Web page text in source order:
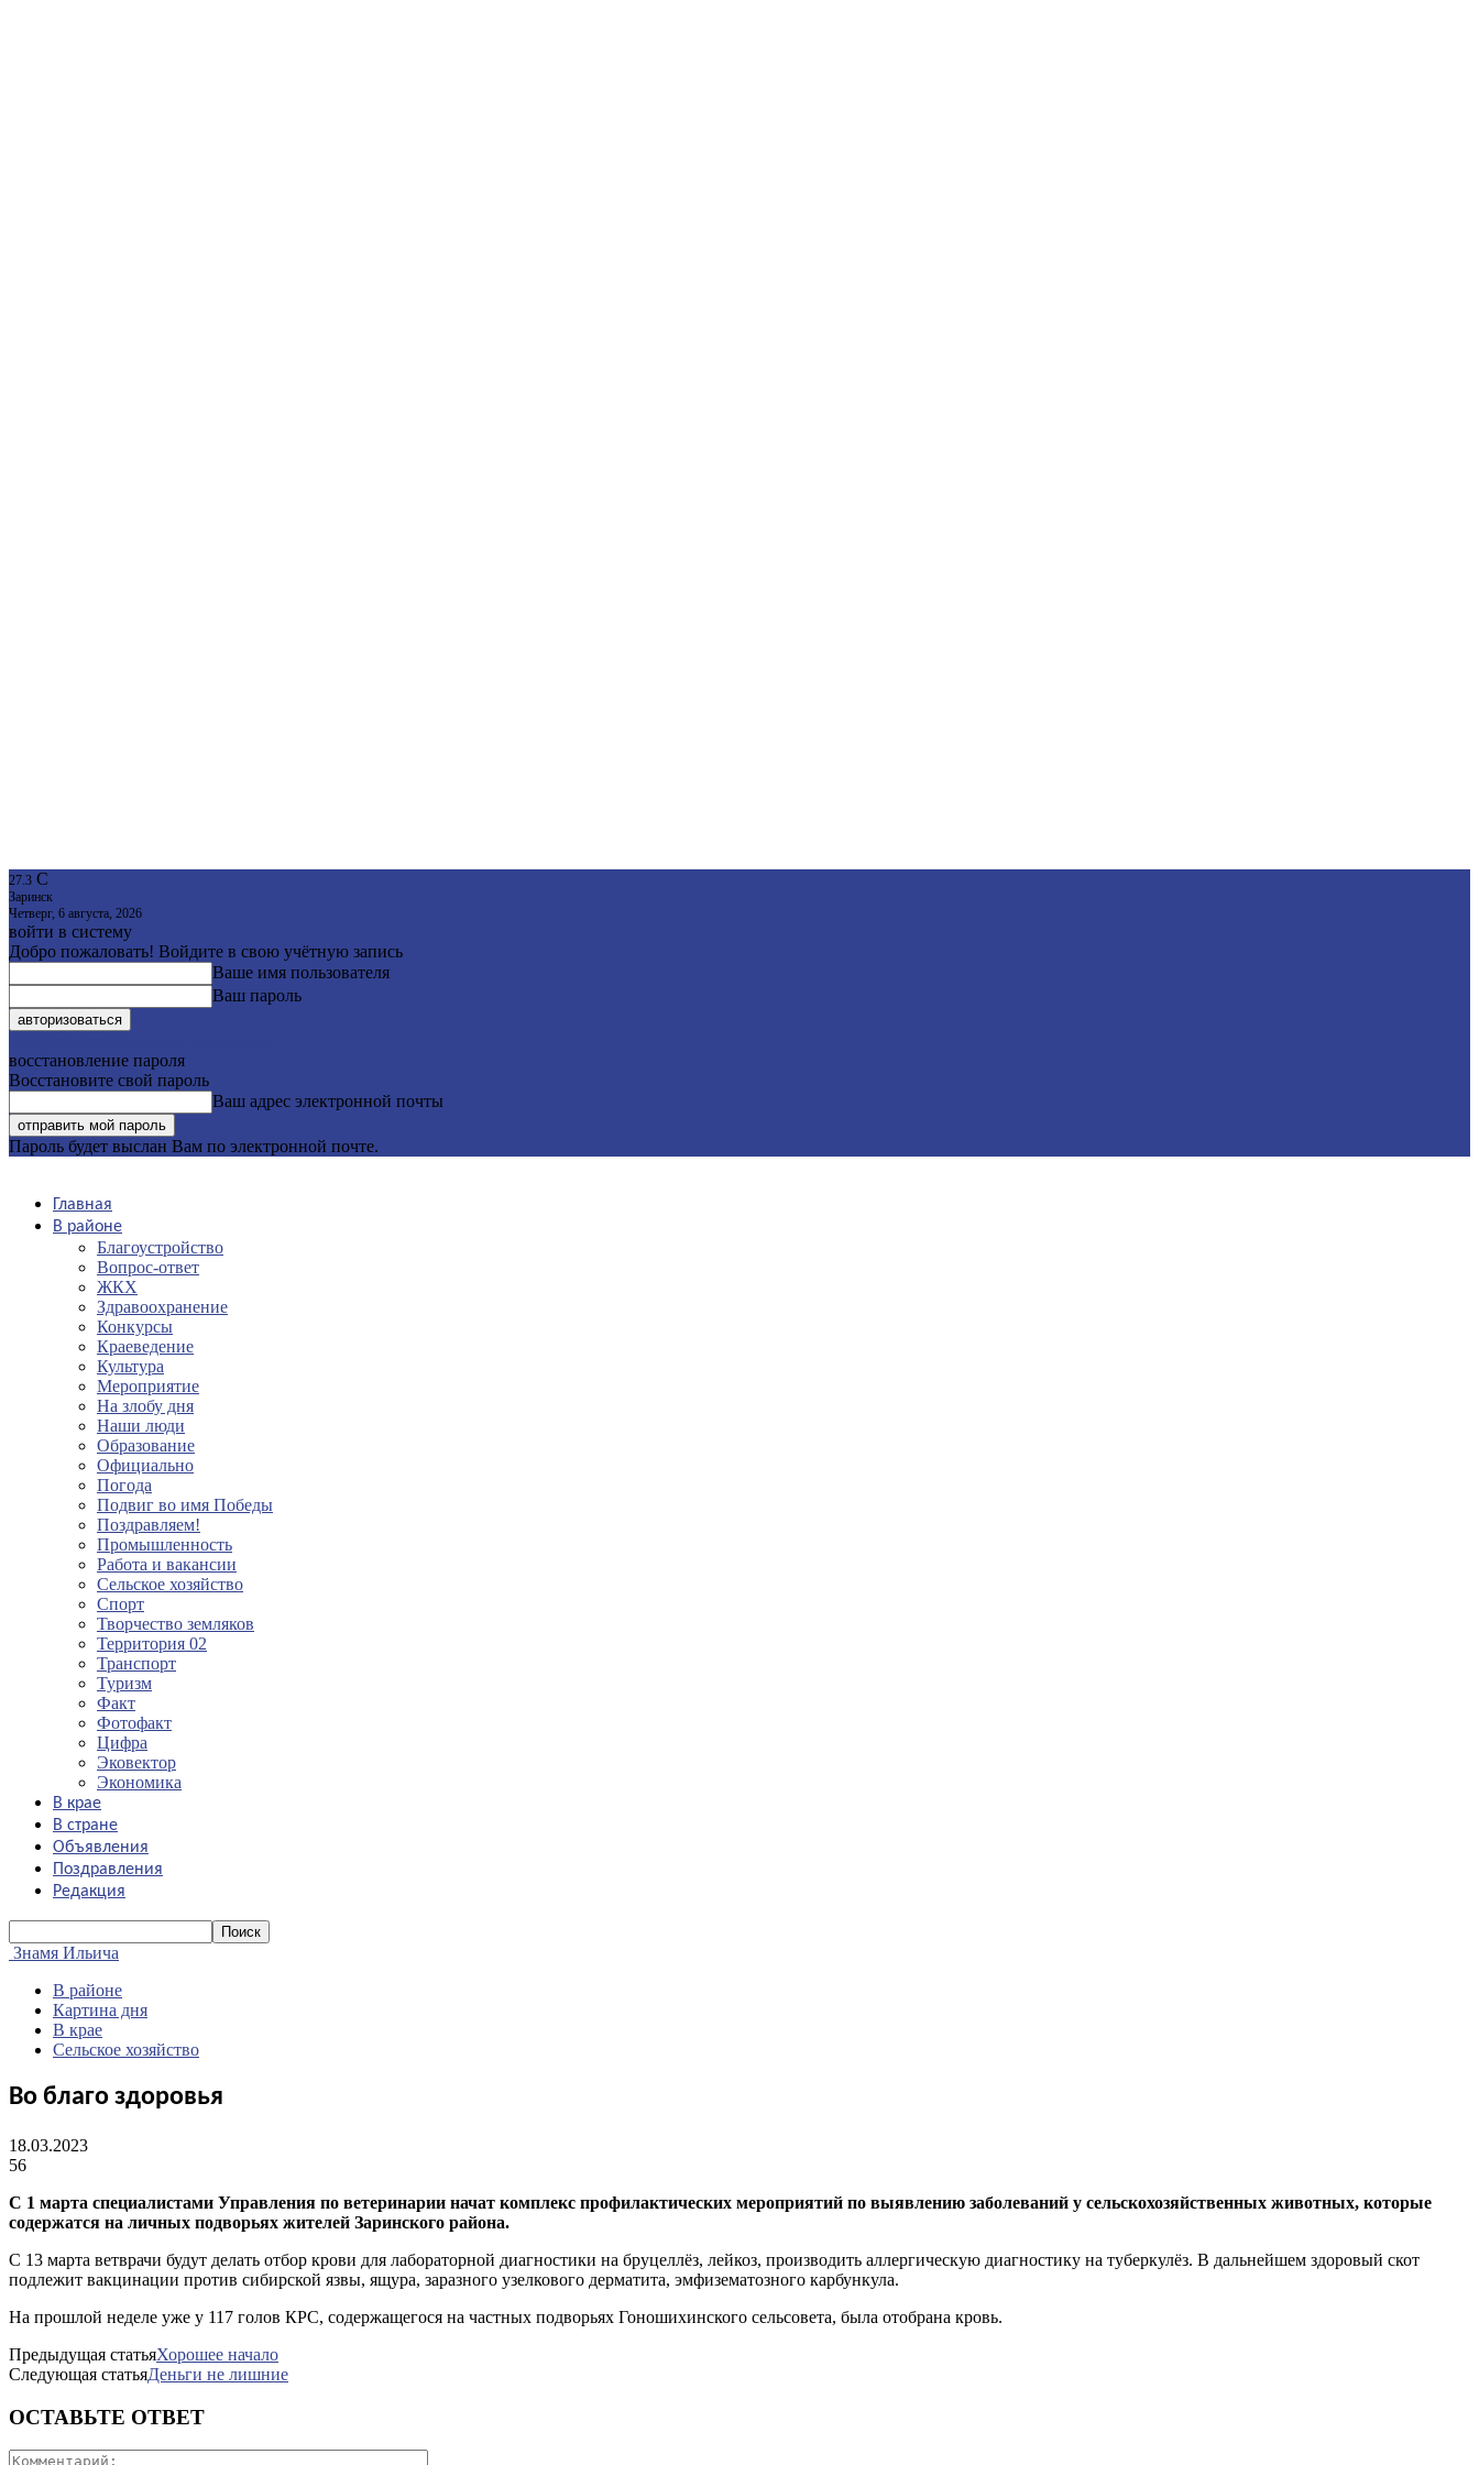
27.3 C
Заринск
Четверг, 6 августа, 2026
войти в систему
Добро пожаловать! Войдите в свою учётную запись
Ваше имя пользователя
Ваш пароль
восстановление пароля
Восстановите свой пароль
Ваш адрес электронной почты
Пароль будет выслан Вам по электронной почте.
Главная
В районе
Благоустройство
Вопрос-ответ
ЖКХ
Здравоохранение
Конкурсы
Краеведение
Культура
Мероприятие
На злобу дня
Наши люди
Образование
Официально
Погода
Подвиг во имя Победы
Поздравляем!
Промышленность
Работа и вакансии
Сельское хозяйство
Спорт
Творчество земляков
Территория 02
Транспорт
Туризм
Факт
Фотофакт
Цифра
Эковектор
Экономика
В крае
В стране
Объявления
Поздравления
Редакция
Знамя Ильича
В районе
Картина дня
В крае
Сельское хозяйство
Во благо здоровья
18.03.2023
56
С 1 марта специалистами Управления по ветеринарии начат комплекс профилактических мероприятий по выявлению заболеваний у сельскохозяйственных животных, которые
содержатся на личных подворьях жителей Заринского района.
С 13 марта ветврачи будут делать отбор крови для лабораторной диагностики на бруцеллёз, лейкоз, производить аллергическую диагностику на туберкулёз. В дальнейшем здоровый скот
подлежит вакцинации против сибирской язвы, ящура, заразного узелкового дерматита, эмфизематозного карбункула.
На прошлой неделе уже у 117 голов КРС, содержащегося на частных подворьях Гоношихинского сельсовета, была отобрана кровь.
Предыдущая статьяХорошее начало
Следующая статьяДеньги не лишние
ОСТАВЬТЕ ОТВЕТ